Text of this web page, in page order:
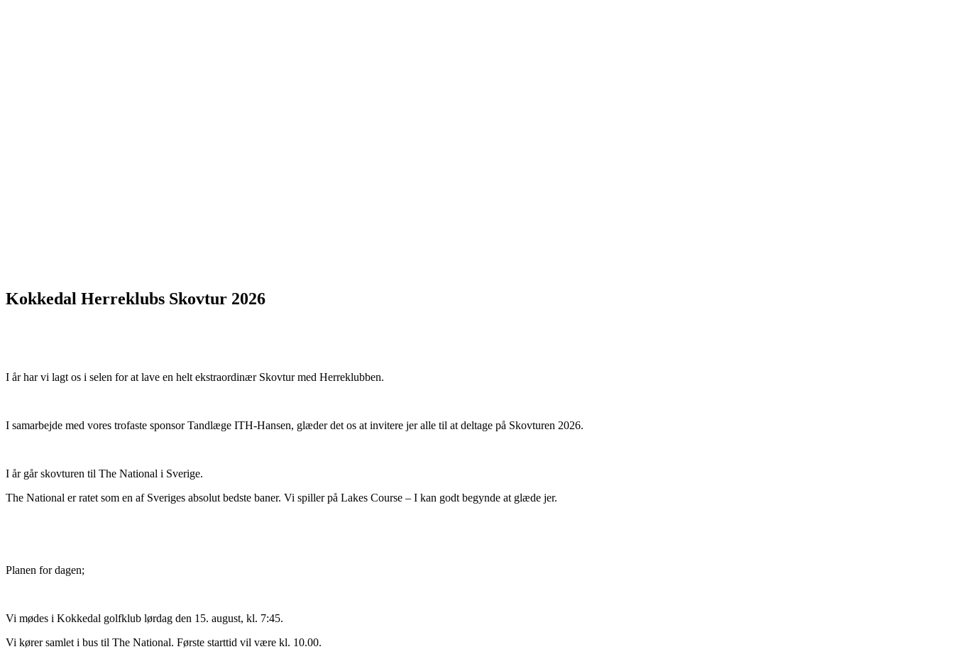
Kokkedal Herreklubs Skovtur 2026
I år har vi lagt os i selen for at lave en helt ekstraordinær Skovtur med Herreklubben.
I samarbejde med vores trofaste sponsor Tandlæge ITH-Hansen, glæder det os at invitere jer alle til at deltage på Skovturen 2026.
I år går skovturen til The National i Sverige.
The National er ratet som en af Sveriges absolut bedste baner. Vi spiller på Lakes Course – I kan godt begynde at glæde jer.
Planen for dagen;
Vi mødes i Kokkedal golfklub lørdag den 15. august, kl. 7:45.
Vi kører samlet i bus til The National. Første starttid vil være kl. 10.00.